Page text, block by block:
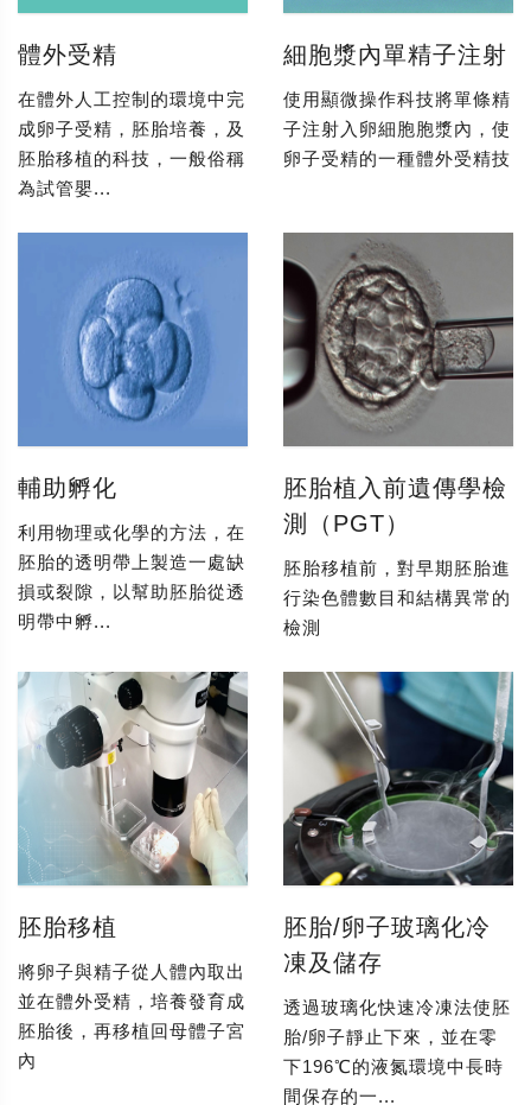
體外受精
在體外人工控制的環境中完
成卵子受精，胚胎培養，及
胚胎移植的科技，一般俗稱
為試管嬰...
細胞漿內單精子注射
使用顯微操作科技將單條精
子注射入卵細胞胞漿內，使
卵子受精的一種體外受精技
輔助孵化
利用物理或化學的方法，在
胚胎的透明帶上製造一處缺
損或裂隙，以幫助胚胎從透
明帶中孵...
胚胎植入前遺傳學檢
測（PGT）
胚胎移植前，對早期胚胎進
行染色體數目和結構異常的
檢測
胚胎移植
將卵子與精子從人體內取出
並在體外受精，培養發育成
胚胎後，再移植回母體子宮
內
胚胎/卵子玻璃化冷
凍及儲存
透過玻璃化快速冷凍法使胚
胎/卵子靜止下來，並在零
下196℃的液氮環境中長時
間保存的一...